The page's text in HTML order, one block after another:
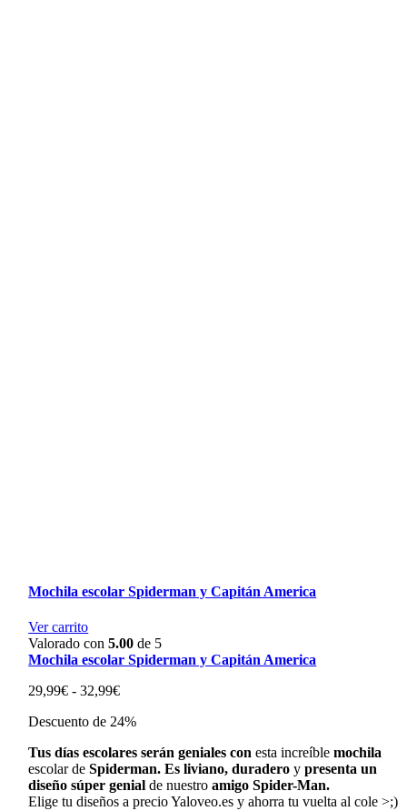
Mochila escolar Spiderman y Capitán America
Ver carrito
Valorado con5.00 de 5
Mochila escolar Spiderman y Capitán America
29,99€ - 32,99€Rango
precios:
29,99€
hasta
32,99€
Descuento de 24%
Tus días escolares serán geniales con esta increíble mochila
escolar de Spiderman. Es liviano, duradero y presenta un
diseño súper genial de nuestro amigo Spider-Man.
Elige tu diseños a precio Yaloveo.es y ahorra tu vuelta al cole >;)